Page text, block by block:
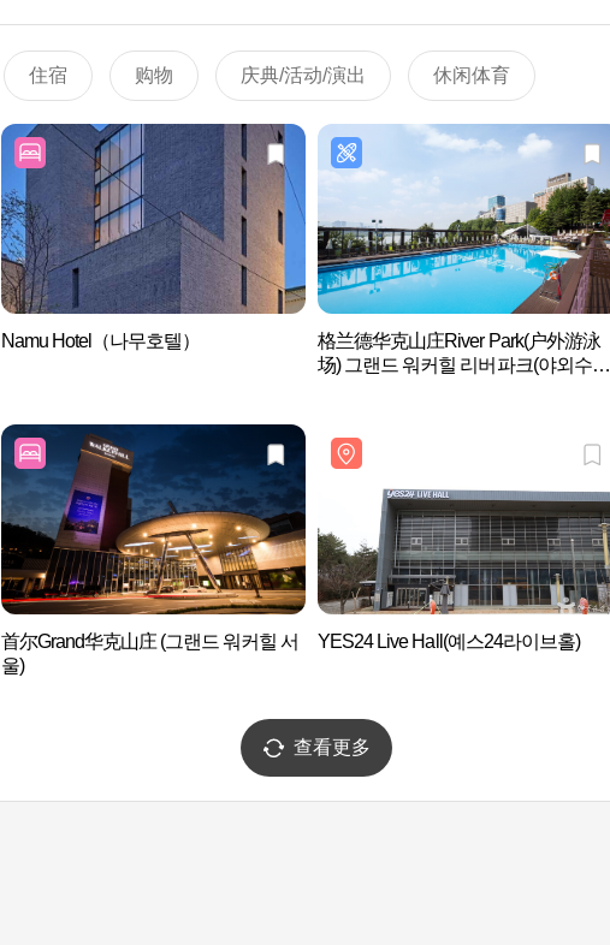
住宿 购物 庆典/活动/演出 休闲体育
Namu Hotel（나무호텔）
格兰德华克山庄River Park(户外游泳
场) 그랜드 워커힐 리버파크(야외수영
首尔Grand华克山庄 (그랜드 워커힐 서
울)
YES24 Live Hall(예스24라이브홀)
查看更多